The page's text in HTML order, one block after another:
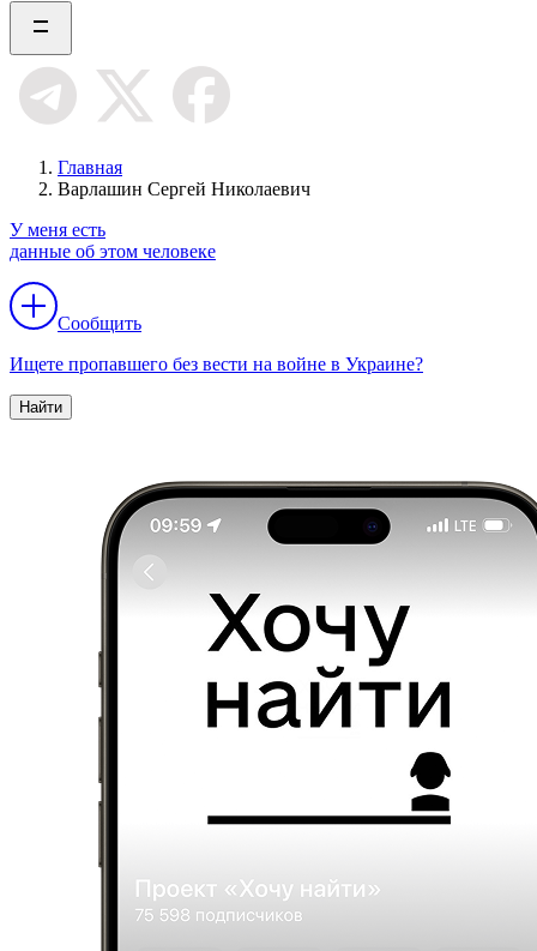
Главная
Варлашин Сергей Николаевич
У меня есть
данные об этом человеке
Сообщить
Ищете пропавшего без вести на войне в Украине?
Найти